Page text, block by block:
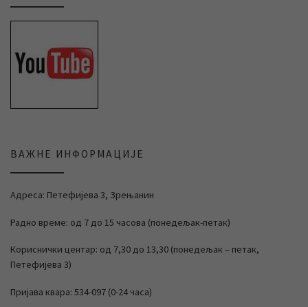
ВАЖНЕ ИНФОРМАЦИЈЕ
Адреса: Петефијева 3, Зрењанин
Радно време: од 7 до 15 часова (понедељак-петак)
Кориснички центар: од 7,30 до 13,30 (понедељак – петак,
Петефијева 3)
Пријава квара: 534-097 (0-24 часа)